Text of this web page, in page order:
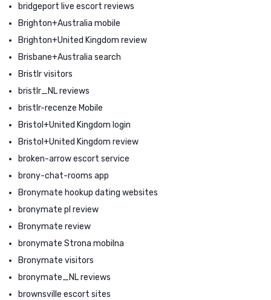
bridgeport live escort reviews
Brighton+Australia mobile
Brighton+United Kingdom review
Brisbane+Australia search
Bristlr visitors
bristlr_NL reviews
bristlr-recenze Mobile
Bristol+United Kingdom login
Bristol+United Kingdom review
broken-arrow escort service
brony-chat-rooms app
Bronymate hookup dating websites
bronymate pl review
Bronymate review
bronymate Strona mobilna
Bronymate visitors
bronymate_NL reviews
brownsville escort sites